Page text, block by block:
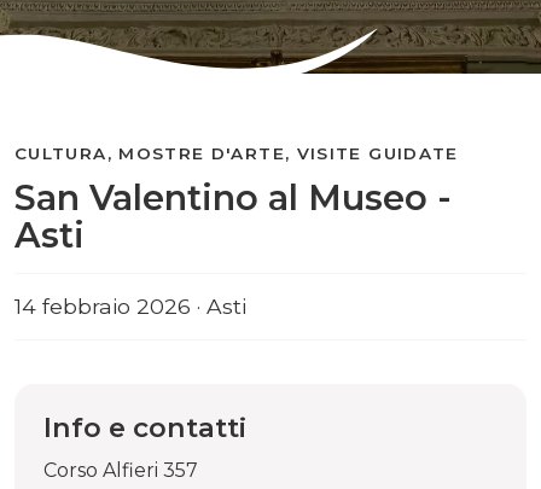
San Valentino al Museo -
Asti
CULTURA, MOSTRE D'ARTE, VISITE GUIDATE
14 febbraio 2026 · Asti
Info e contatti
Corso Alfieri 357